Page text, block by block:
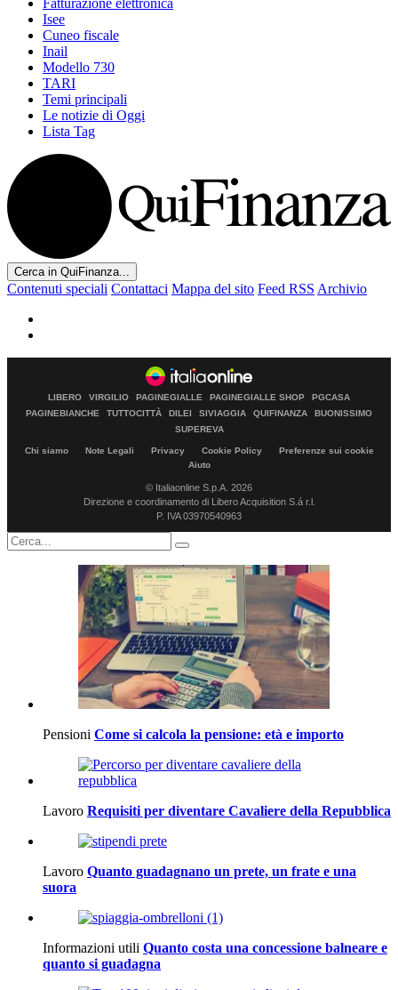
Isee
Cuneo fiscale
Inail
Modello 730
TARI
Temi principali
Le notizie di Oggi
Lista Tag
Cerca in QuiFinanza...
Contenuti speciali Contattaci Mappa del sito Feed RSS Archivio
LIBERO VIRGILIO PAGINEGIALLE PAGINEGIALLE SHOP
PGCASA
PAGINEBIANCHE
TUTTOCITTÀ DILEI SIVIAGGIA QUIFINANZA
BUONISSIMO
SUPEREVA
Chi siamo Note Legali Privacy Cookie Policy
Preferenze sui cookie
Aiuto
© Italiaonline S.p.A. 2026
Direzione e coordinamento di Libero Acquisition S.á r.l.
P. IVA 03970540963
Pensioni Come si calcola la pensione: età e importo
Lavoro Requisiti per diventare Cavaliere della Repubblica
Lavoro Quanto guadagnano un prete, un frate e una
suora
Informazioni utili Quanto costa una concessione balneare e
quanto si guadagna